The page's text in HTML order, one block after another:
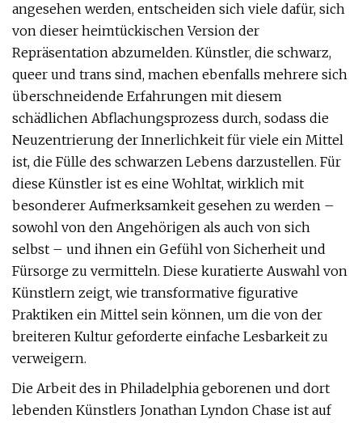
angesehen werden, entscheiden sich viele dafür, sich
von dieser heimtückischen Version der
Repräsentation abzumelden. Künstler, die schwarz,
queer und trans sind, machen ebenfalls mehrere sich
überschneidende Erfahrungen mit diesem
schädlichen Abflachungsprozess durch, sodass die
Neuzentrierung der Innerlichkeit für viele ein Mittel
ist, die Fülle des schwarzen Lebens darzustellen. Für
diese Künstler ist es eine Wohltat, wirklich mit
besonderer Aufmerksamkeit gesehen zu werden –
sowohl von den Angehörigen als auch von sich
selbst – und ihnen ein Gefühl von Sicherheit und
Fürsorge zu vermitteln. Diese kuratierte Auswahl von
Künstlern zeigt, wie transformative figurative
Praktiken ein Mittel sein können, um die von der
breiteren Kultur geforderte einfache Lesbarkeit zu
verweigern.
Die Arbeit des in Philadelphia geborenen und dort
lebenden Künstlers Jonathan Lyndon Chase ist auf